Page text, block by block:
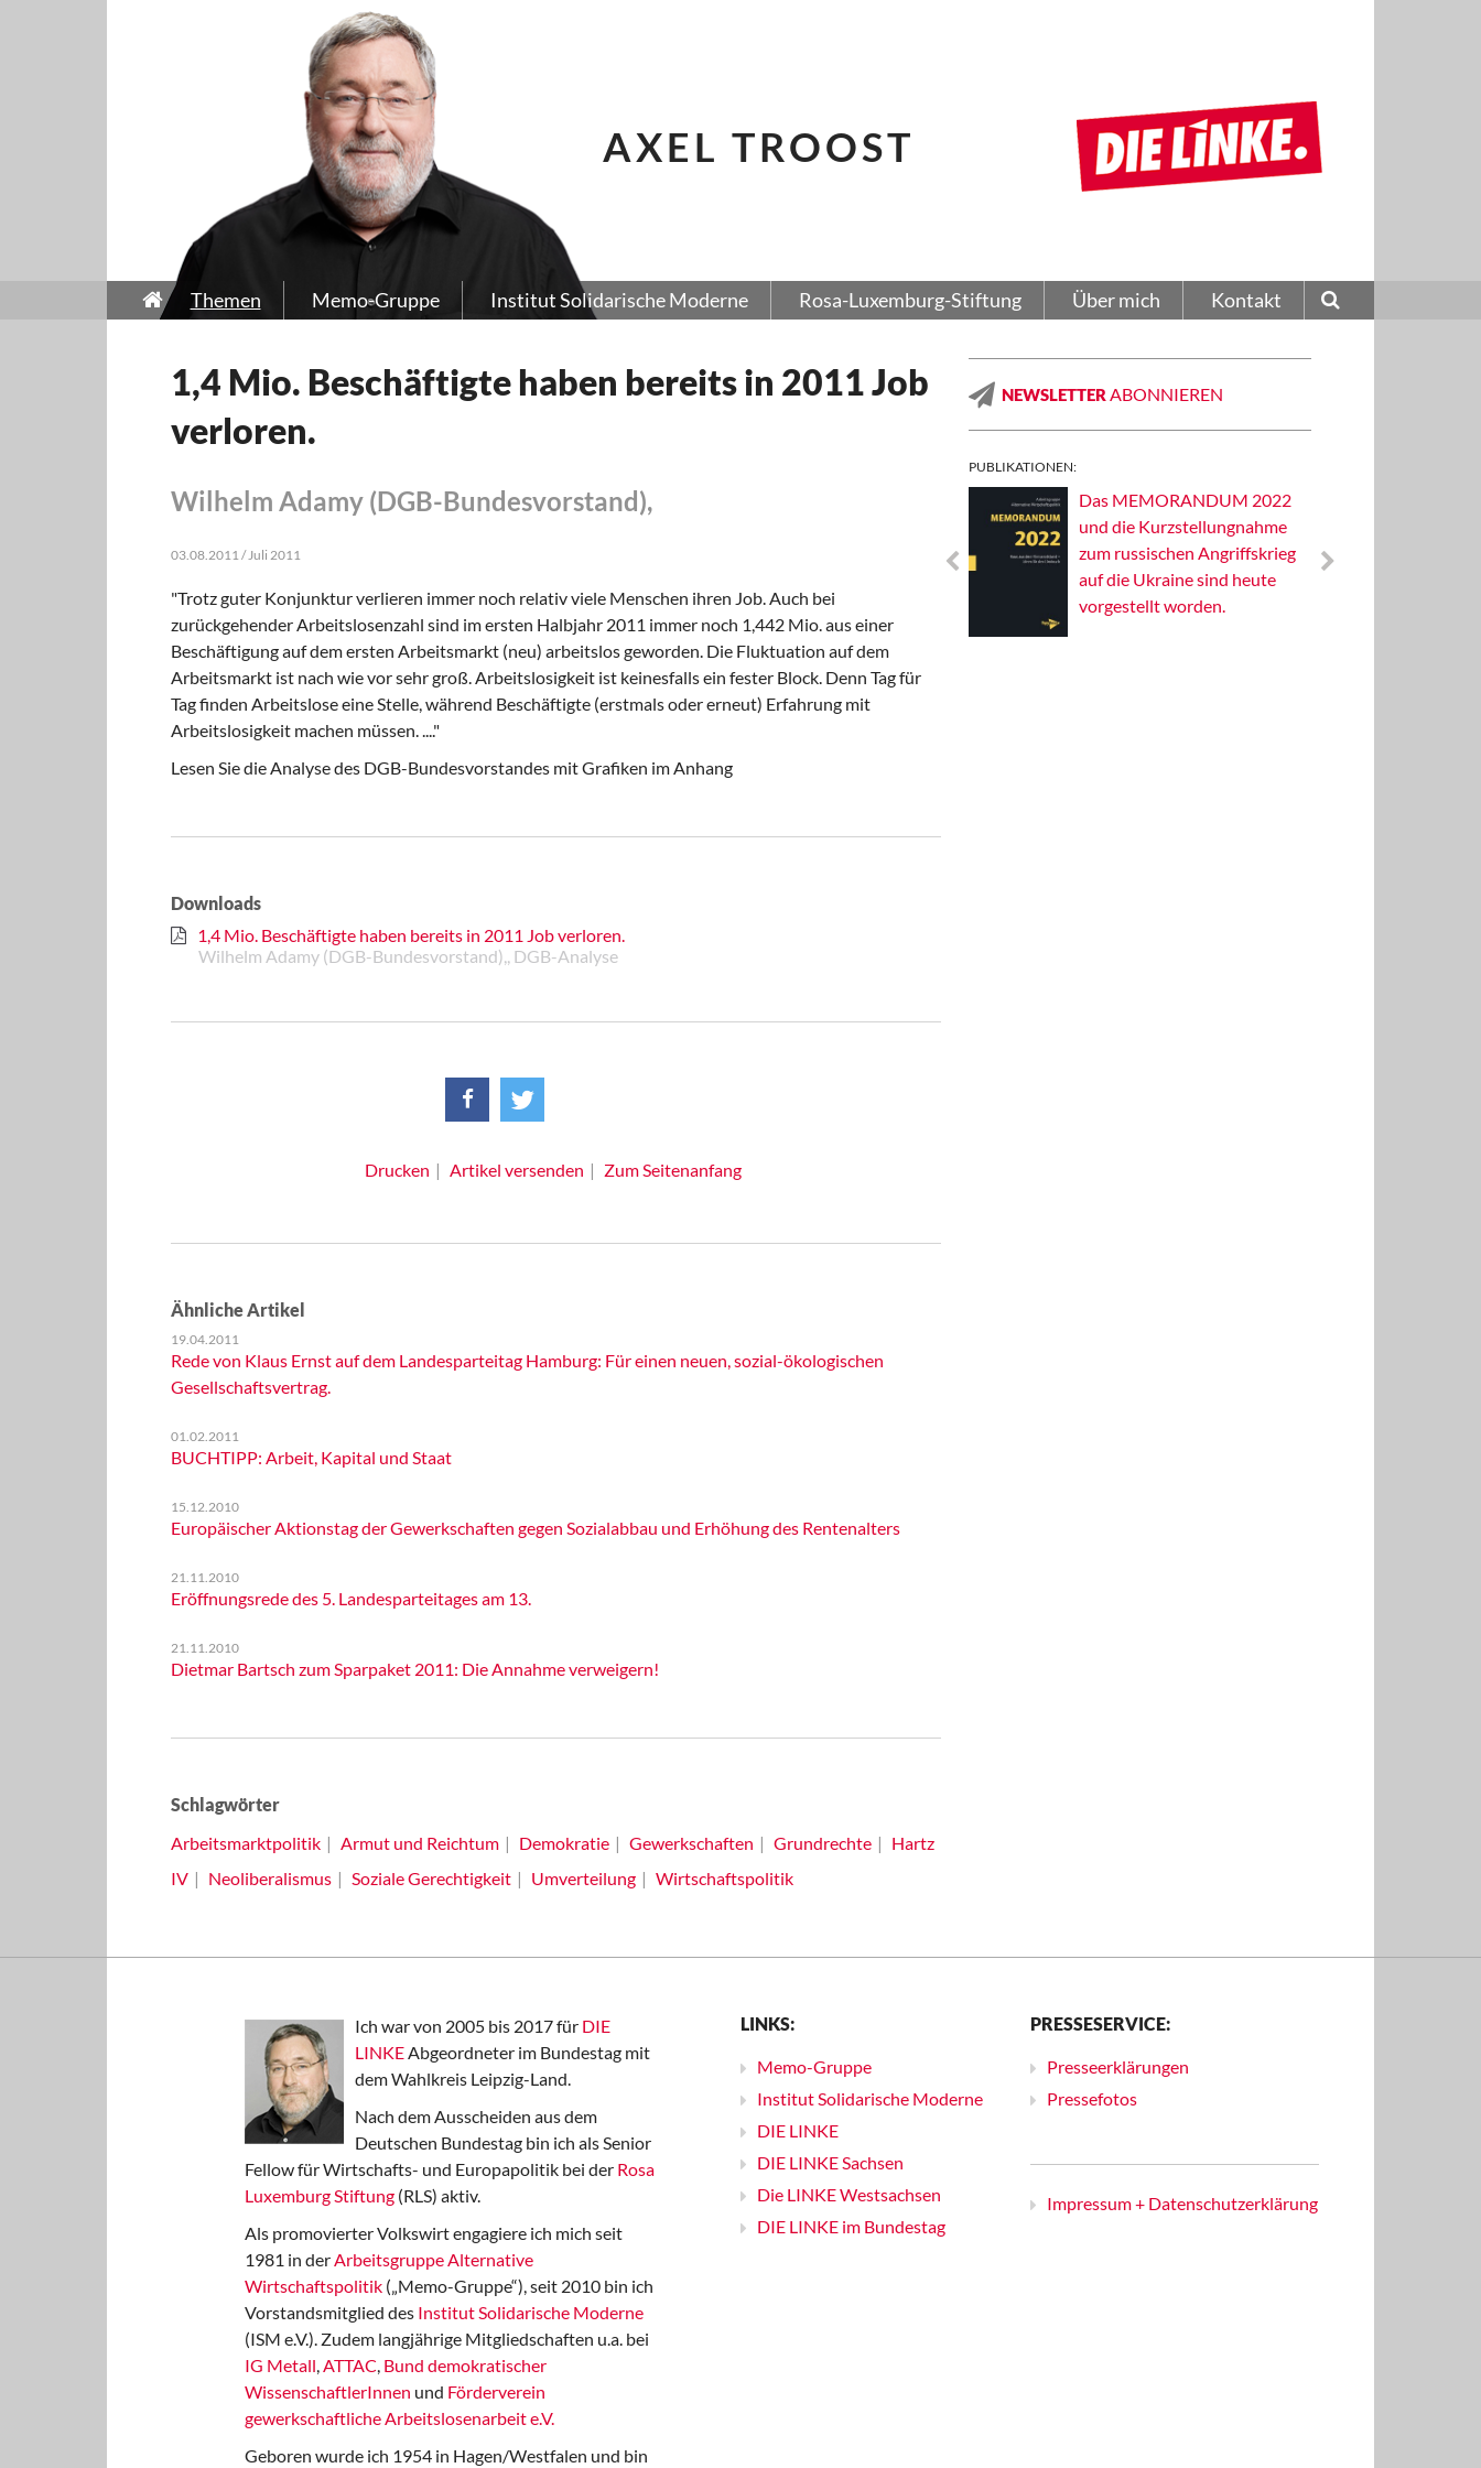
AXEL TROOST
Themen Memo-Gruppe Institut Solidarische Moderne Rosa-Luxemburg-Stiftung Über mich Kontakt
1,4 Mio. Beschäftigte haben bereits in 2011 Job
verloren.
Wilhelm Adamy (DGB-Bundesvorstand),
03.08.2011 / Juli 2011
"Trotz guter Konjunktur verlieren immer noch relativ viele Menschen ihren Job. Auch bei
zurückgehender Arbeitslosenzahl sind im ersten Halbjahr 2011 immer noch 1,442 Mio. aus einer
Beschäftigung auf dem ersten Arbeitsmarkt (neu) arbeitslos geworden. Die Fluktuation auf dem
Arbeitsmarkt ist nach wie vor sehr groß. Arbeitslosigkeit ist keinesfalls ein fester Block. Denn Tag für
Tag finden Arbeitslose eine Stelle, während Beschäftigte (erstmals oder erneut) Erfahrung mit
Arbeitslosigkeit machen müssen. ...."
Lesen Sie die Analyse des DGB-Bundesvorstandes mit Grafiken im Anhang
Downloads
1,4 Mio. Beschäftigte haben bereits in 2011 Job verloren.
Wilhelm Adamy (DGB-Bundesvorstand),, DGB-Analyse
Drucken Artikel versenden Zum Seitenanfang
Ähnliche Artikel
19.04.2011
Rede von Klaus Ernst auf dem Landesparteitag Hamburg: Für einen neuen, sozial-ökologischen
Gesellschaftsvertrag.
01.02.2011
BUCHTIPP: Arbeit, Kapital und Staat
15.12.2010
Europäischer Aktionstag der Gewerkschaften gegen Sozialabbau und Erhöhung des Rentenalters
21.11.2010
Eröffnungsrede des 5. Landesparteitages am 13.
21.11.2010
Dietmar Bartsch zum Sparpaket 2011: Die Annahme verweigern!
Schlagwörter
Arbeitsmarktpolitik
Armut und Reichtum Demokratie Gewerkschaften Grundrechte
Hartz
IV
Neoliberalismus Soziale Gerechtigkeit Umverteilung Wirtschaftspolitik
NEWSLETTER ABONNIEREN
PUBLIKATIONEN:
Das MEMORANDUM 2022
und die Kurzstellungnahme
zum russischen Angriffskrieg
auf die Ukraine sind heute
vorgestellt worden.
Ich war von 2005 bis 2017 für DIE
LINKEAbgeordneter im Bundestag mit
dem Wahlkreis Leipzig-Land.
Nach dem Ausscheiden aus dem
Deutschen Bundestag bin ich als Senior
Fellow für Wirtschafts- und Europapolitik bei der Rosa
Luxemburg Stiftung (RLS) aktiv.
Als promovierter Volkswirt engagiere ich mich seit
1981 in derArbeitsgruppe Alternative
Wirtschaftspolitik („Memo-Gruppe“), seit 2010 bin ich
Vorstandsmitglied des Institut Solidarische Moderne
(ISM e.V.). Zudem langjährige Mitgliedschaften u.a. bei
IG Metall,ATTAC, Bund demokratischer
WissenschaftlerInnen und Förderverein
gewerkschaftliche Arbeitslosenarbeit e.V.
Geboren wurde ich 1954 in Hagen/Westfalen und bin
LINKS:
Memo-Gruppe
Institut Solidarische Moderne
DIE LINKE
DIE LINKE Sachsen
Die LINKE Westsachsen
DIE LINKE im Bundestag
PRESSESERVICE:
Presseerklärungen
Pressefotos
Impressum + Datenschutzerklärung